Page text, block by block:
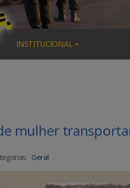
INSTITUCIONAL
mulher
Geral